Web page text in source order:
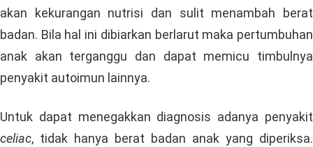
akan kekurangan nutrisi dan sulit menambah berat
badan. Bila hal ini dibiarkan berlarut maka pertumbuhan
anak akan terganggu dan dapat memicu timbulnya
penyakit autoimun lainnya.
Untuk dapat menegakkan diagnosis adanya penyakit
celiac, tidak hanya berat badan anak yang diperiksa.